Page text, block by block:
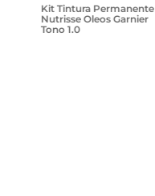
Kit Tintura Permanente
Nutrisse Oleos Garnier
Tono 1.0